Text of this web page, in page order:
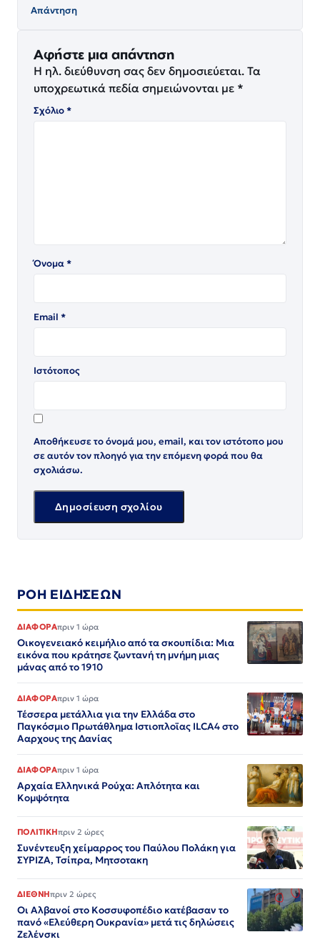
Απάντηση
Αφήστε μια απάντηση
Η ηλ. διεύθυνση σας δεν δημοσιεύεται. Τα
υποχρεωτικά πεδία σημειώνονται με *
Σχόλιο*
Όνομα*
Email *
Ιστότοπος
Αποθήκευσε το όνομά μου, email, και τον ιστότοπο μου
σε αυτόν τον πλοηγό για την επόμενη φορά που θα
σχολιάσω.
ΡΟΗ ΕΙΔΗΣΕΩΝ
ΔΙΑΦΟΡΑπριν 1 ώρα
Οικογενειακό κειμήλιο από τα σκουπίδια: Μια
εικόνα που κράτησε ζωντανή τη μνήμη μιας
μάνας από το 1910
ΔΙΑΦΟΡΑπριν 1 ώρα
Τέσσερα μετάλλια για την Ελλάδα στο
Παγκόσμιο Πρωτάθλημα Ιστιοπλοϊας ILCA4 στο
Ααρχους της Δανίας
ΔΙΑΦΟΡΑπριν 1 ώρα
Αρχαία Ελληνικά Ρούχα: Απλότητα και
Κομψότητα
ΠΟΛΙΤΙΚΗπριν 2 ώρες
Συνέντευξη χείμαρρος του Παύλου Πολάκη για
ΣΥΡΙΖΑ, Τσίπρα, Μητσοτακη
ΔΙΕΘΝΗπριν 2 ώρες
Οι Αλβανοί στο Κοσσυφοπέδιο κατέβασαν το
πανό «Ελεύθερη Ουκρανία» μετά τις δηλώσεις
Ζελένσκι